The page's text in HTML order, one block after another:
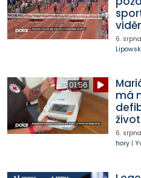
6.
01:56
má
6.
hory|